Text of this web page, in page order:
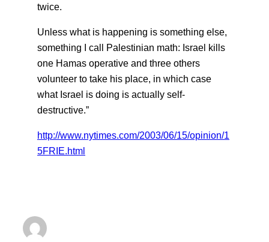
twice.
Unless what is happening is something else,
something I call Palestinian math: Israel kills
one Hamas operative and three others
volunteer to take his place, in which case
what Israel is doing is actually self-
destructive.”
http://www.nytimes.com/2003/06/15/opinion/1
5FRIE.html